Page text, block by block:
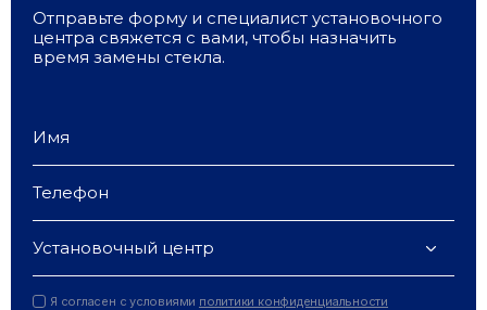
Отправьте форму и специалист установочного
центра свяжется с вами, чтобы назначить
время замены стекла.
Установочный центр
Я согласен с условиями политики конфиденциальности